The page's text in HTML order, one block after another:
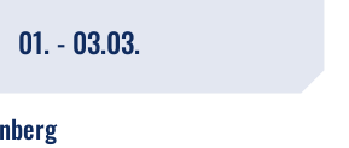
01. - 03.03.